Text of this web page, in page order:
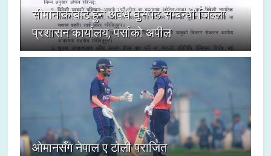
सीमानाकाबाट हुने अवैध घुसपैठ सम्बन्धी जिल्ला
प्रशासन कार्यालय, पर्साको अपील
ओमानसँग नेपाल ए टोली पराजित